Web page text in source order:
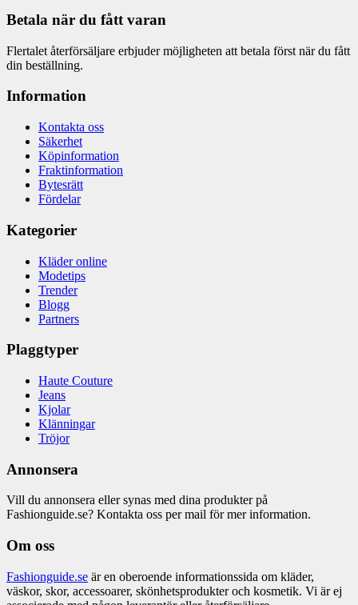
Betala när du fått varan
Flertalet återförsäljare erbjuder möjligheten att betala först när du fått
din beställning.
Information
Kontakta oss
Säkerhet
Köpinformation
Fraktinformation
Bytesrätt
Fördelar
Kategorier
Kläder online
Modetips
Trender
Blogg
Partners
Plaggtyper
Haute Couture
Jeans
Kjolar
Klänningar
Tröjor
Annonsera
Vill du annonsera eller synas med dina produkter på
Fashionguide.se? Kontakta oss per mail för mer information.
Om oss
Fashionguide.se är en oberoende informationssida om kläder,
väskor, skor, accessoarer, skönhetsprodukter och kosmetik. Vi är ej